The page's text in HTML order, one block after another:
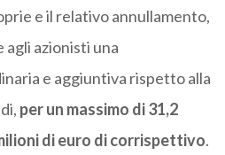
e il relativo annullamento,
azionisti una
e aggiuntiva rispetto alla
per un massimo di 31,2
di euro di corrispettivo.